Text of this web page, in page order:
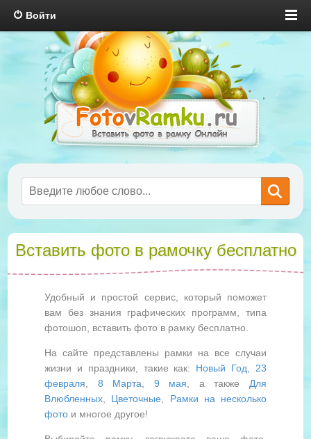
Войти
Вставить фото в рамочку бесплатно
Удобный и простой сервис, который поможет
вам без знания графических программ, типа
фотошоп, вставить фото в рамку бесплатно.
На сайте представлены рамки на все случаи
жизни и праздники, такие как: Новый Год
23
февраля
8 Марта 9 мая , а также Для
Влюбленных
Цветочные
Рамки на несколько
фото и многое другое!